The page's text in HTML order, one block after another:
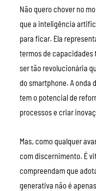
Não quero chover no
que a inteligência
para ficar. Ela
termos de capacidades
ser tão revolucionária
do smartphone. A onda
tem o potencial de
processos e criar
Mas, como qualquer
com discernimento. É
compreendam que
generativa não é